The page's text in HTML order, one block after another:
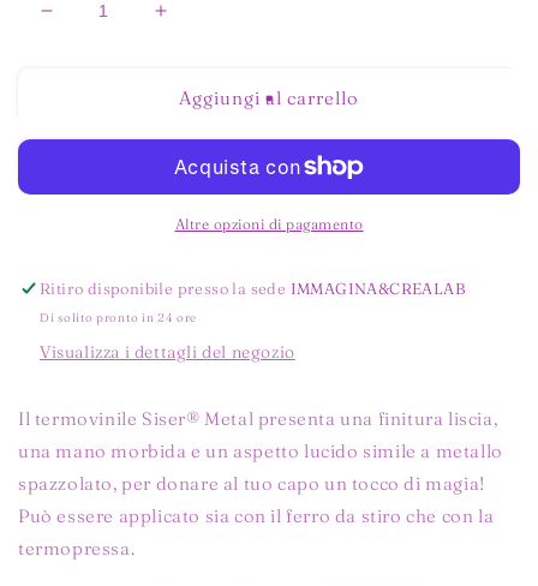
Diminuisci
MT0015
Aumenta
METAL
MT0015
Aggiungi al carrello
Altre opzioni di pagamento
Ritiro disponibile presso la sede IMMAGINA&CREALAB
Di solito pronto in 24 ore
Visualizza i dettagli del negozio
Il termovinile Siser® Metal presenta una finitura liscia,
una mano morbida e un aspetto lucido simile a metallo
spazzolato, per donare al tuo capo un tocco di magia!
Può essere applicato sia con il ferro da stiro che con la
termopressa.